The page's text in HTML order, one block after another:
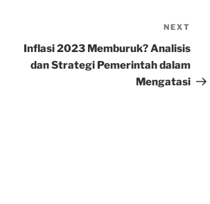
Post
NEXT
Inflasi 2023 Memburuk? Analisis
dan Strategi Pemerintah dalam
Mengatasi